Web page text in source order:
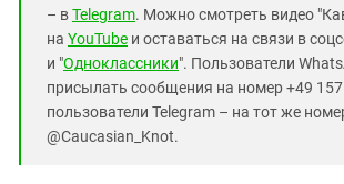
– вTelegram. Можно смотреть видео
на YouTube и оставаться на связи в
и "Одноклассники". Пользователи
присылать сообщения на номер +49
пользователи Telegram – на тот же
@Caucasian_Knot.